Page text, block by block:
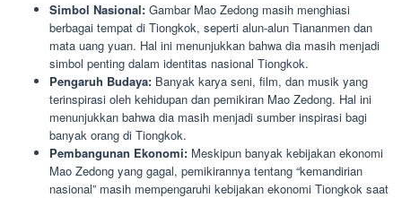
Simbol Nasional: Gambar Mao Zedong masih menghiasi
berbagai tempat di Tiongkok, seperti alun-alun Tiananmen dan
mata uang yuan. Hal ini menunjukkan bahwa dia masih menjadi
simbol penting dalam identitas nasional Tiongkok.
Pengaruh Budaya: Banyak karya seni, film, dan musik yang
terinspirasi oleh kehidupan dan pemikiran Mao Zedong. Hal ini
menunjukkan bahwa dia masih menjadi sumber inspirasi bagi
banyak orang di Tiongkok.
Pembangunan Ekonomi: Meskipun banyak kebijakan ekonomi
Mao Zedong yang gagal, pemikirannya tentang “kemandirian
nasional” masih mempengaruhi kebijakan ekonomi Tiongkok saat